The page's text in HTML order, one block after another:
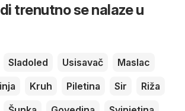
trenutno se nalaze u
Sladoled Usisavač
Maslac
Kruh Piletina Sir
Riža